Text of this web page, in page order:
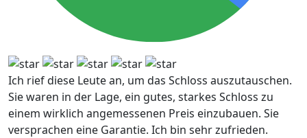
Ich rief diese Leute an, um das Schloss auszutauschen.
Sie waren in der Lage, ein gutes, starkes Schloss zu
einem wirklich angemessenen Preis einzubauen. Sie
versprachen eine Garantie. Ich bin sehr zufrieden.